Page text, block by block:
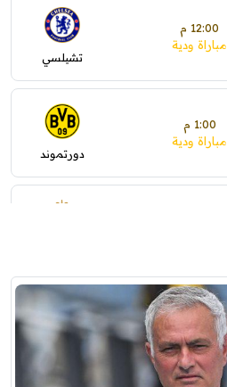
12:00 م
مباراة ودية
تشيلسي
1:00 م
مباراة ودية
دورتموند